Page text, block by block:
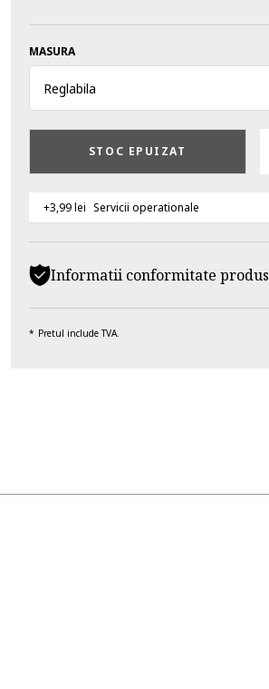
MASURA
Reglabila
STOC EPUIZAT
+3,99 lei Servicii operationale
Informatii conformitate produs
Pretul include TVA.